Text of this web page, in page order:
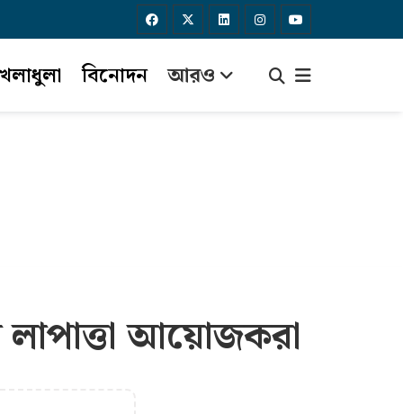
বিনোদন আরও
লাপাত্তা আয়োজকরা